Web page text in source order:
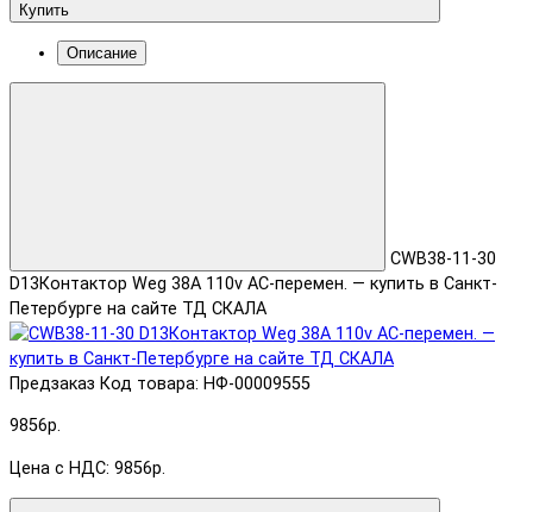
Купить
Описание
CWB38-11-30
D13Контактор Weg 38A 110v AC-перемен. — купить в Санкт-
Петербурге на сайте ТД СКАЛА
Предзаказ Код товара: НФ-00009555
9856р.
Цена с НДС: 9856р.